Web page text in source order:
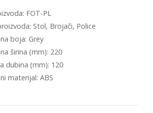
FOT-PL
Stol, Brojači, Police
boja: Grey
širina (mm): 220
dubina (mm): 120
materijal: ABS